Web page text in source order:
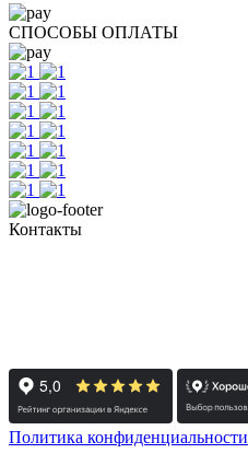
СПОСОБЫ ОПЛАТЫ
Контакты
Политика конфиденциальности